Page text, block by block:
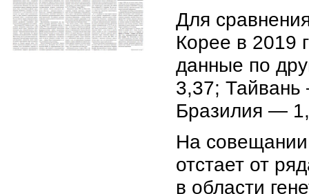
Для
Корее в 2019
данные по
3,37;
Бразилия —
На совещании
отстает от
в области